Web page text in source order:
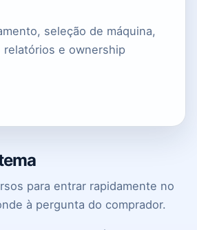
seleção de máquina,
relatórios e ownership
para entrar rapidamente no
à pergunta do comprador.